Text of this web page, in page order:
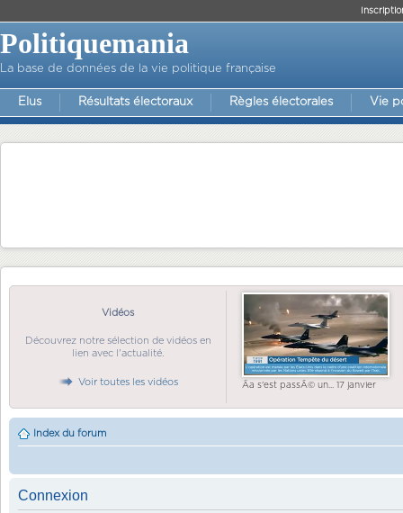
Politiquemania
La base de données de la vie politique française
Elus Résultats électoraux Règles électorales Vie
Vidéos
Découvrez notre sélection de vidéos en
lien avec l'actualité.
Voir toutes les vidéos Ãa s'est passÃ© un... 17 janvier
Index du forum
Connexion